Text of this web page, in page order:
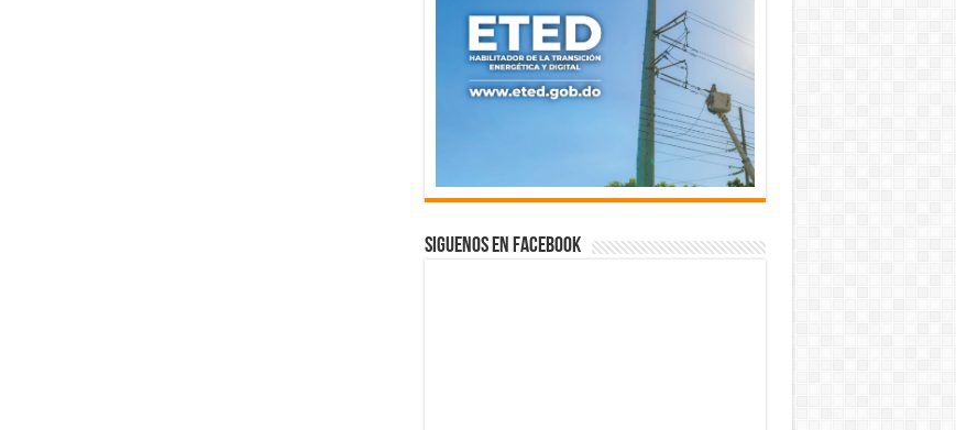
Siguenos en Facebook